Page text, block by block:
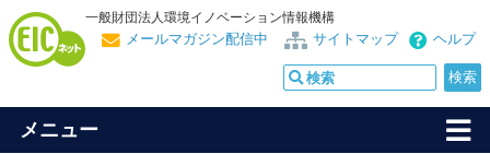
一般財団法人環境イノベーション情報機構
ヘルプ
サイトマップ
メールマガジン配信中
メニュー